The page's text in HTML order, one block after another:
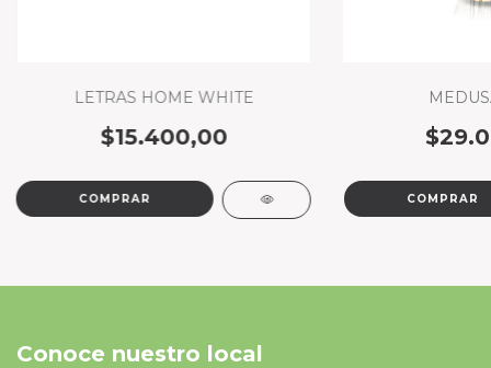
LETRAS HOME WHITE
$15.400,00
Conoce nuestro local